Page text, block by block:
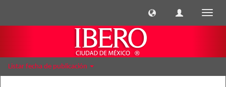
Listar fecha de publicación